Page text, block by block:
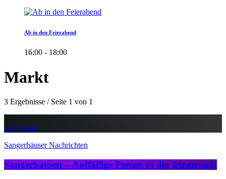
Ab in den Feierabend
16:00 - 18:00
Markt
3 Ergebnisse / Seite 1 von 1
insert_link
Sangerhäuser Nachrichten
Sangerhausen – Auffällige Person in der Innenstadt